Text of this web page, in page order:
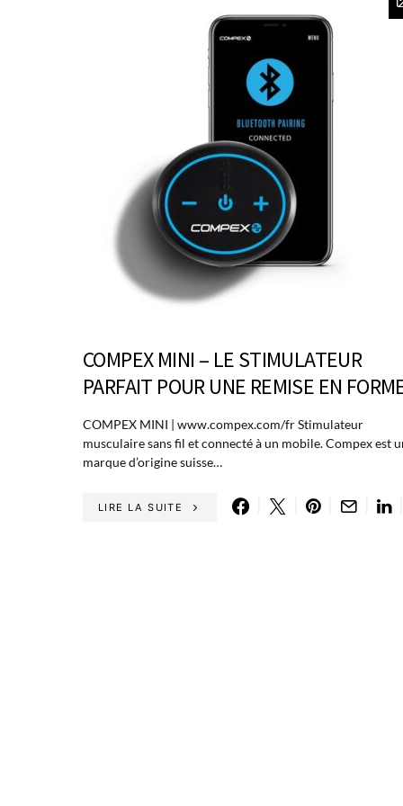
COMPEX MINI – LE STIMULATEUR
PARFAIT POUR UNE REMISE EN
COMPEX MINI | www.compex.com/fr Stimulateur
musculaire sans fil et connecté à un mobile. Compex est
marque d’origine suisse…
LIRE LA SUITE